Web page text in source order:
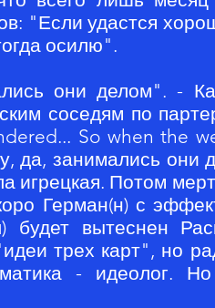
"Если удастся
осилю".
они делом". -
соседям по
So when the
да, занимались они
игрецкая. Потом
Герман(н) с
будет вытеснен
трех карт", но
- идеолог.